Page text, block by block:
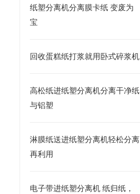
纸塑分离机分离膜卡纸 变废为
宝
回收蛋糕纸打浆就用卧式碎浆机
高松纸进纸塑分离机分离干净纸
与铝塑
淋膜纸送进纸塑分离机轻松分离
再利用
电子带进纸塑分离机 纸归纸，